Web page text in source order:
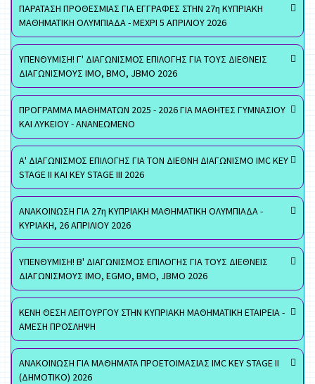
ΠΑΡΑΤΑΣΗ ΠΡΟΘΕΣΜΙΑΣ ΓΙΑ ΕΓΓΡΑΦΕΣ ΣΤΗΝ 27η ΚΥΠΡΙΑΚΗ
ΜΑΘΗΜΑΤΙΚΗ ΟΛΥΜΠΙΑΔΑ - ΜΕΧΡΙ 5 ΑΠΡΙΛΙΟΥ 2026
ΥΠΕΝΘΥΜΙΣΗ! Γ' ΔΙΑΓΩΝΙΣΜΟΣ ΕΠΙΛΟΓΗΣ ΓΙΑ ΤΟΥΣ ΔΙΕΘΝΕΙΣ
ΔΙΑΓΩΝΙΣΜΟΥΣ ΙΜΟ, ΒΜΟ, JBMO 2026
ΠΡΟΓΡΑΜΜΑ ΜΑΘΗΜΑΤΩΝ 2025 - 2026 ΓΙΑ ΜΑΘΗΤΕΣ ΓΥΜΝΑΣΙΟΥ
ΚΑΙ ΛΥΚΕΙΟΥ - ΑΝΑΝΕΩΜΕΝΟ
Α' ΔΙΑΓΩΝΙΣΜΟΣ ΕΠΙΛΟΓΗΣ ΓΙΑ ΤΟΝ ΔΙΕΘΝΗ ΔΙΑΓΩΝΙΣΜΟ IMC KEY
STAGE II ΚΑΙ KEY STAGE III 2026
ΑΝΑΚΟΙΝΩΣΗ ΓΙΑ 27η ΚΥΠΡΙΑΚΗ ΜΑΘΗΜΑΤΙΚΗ ΟΛΥΜΠΙΑΔΑ -
ΚΥΡΙΑΚΗ, 26 ΑΠΡΙΛΙΟΥ 2026
ΥΠΕΝΘΥΜΙΣΗ! Β' ΔΙΑΓΩΝΙΣΜΟΣ ΕΠΙΛΟΓΗΣ ΓΙΑ ΤΟΥΣ ΔΙΕΘΝΕΙΣ
ΔΙΑΓΩΝΙΣΜΟΥΣ ΙΜΟ, EGMO, ΒΜΟ, JBMO 2026
ΚΕΝΗ ΘΕΣΗ ΛΕΙΤΟΥΡΓΟΥ ΣΤΗΝ ΚΥΠΡΙΑΚΗ ΜΑΘΗΜΑΤΙΚΗ ΕΤΑΙΡΕΙΑ -
ΑΜΕΣΗ ΠΡΟΣΛΗΨΗ
ΑΝΑΚΟΙΝΩΣΗ ΓΙΑ ΜΑΘΗΜΑΤΑ ΠΡΟΕΤΟΙΜΑΣΙΑΣ IMC KEY STAGE II
(ΔΗΜΟΤΙΚΟ) 2026